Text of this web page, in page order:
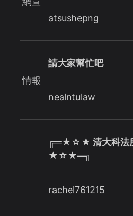
atsushepng
情報
請大家幫忙吧
nealntulaw
╔═★☆★ 清大科法
★☆★═╗
rachel761215